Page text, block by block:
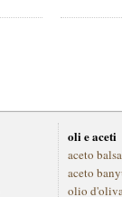
oli e aceti
aceto
aceto
olio